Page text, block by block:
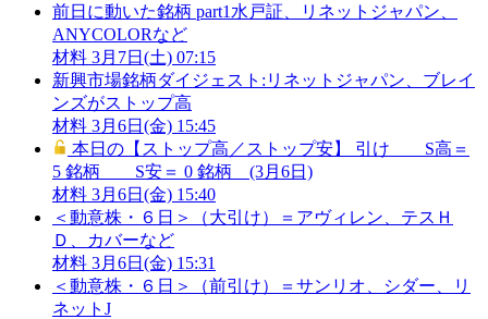
前日に動いた銘柄 part1水戸証、リネットジャパン、
ANYCOLORなど
材料 3月7日(土) 07:15
新興市場銘柄ダイジェスト:リネットジャパン、ブレイ
ンズがストップ高
材料 3月6日(金) 15:45
本日の【ストップ高／ストップ安】 引け S高＝
5 銘柄 S安＝ 0 銘柄 (3月6日)
材料 3月6日(金) 15:40
＜動意株・６日＞（大引け）＝アヴィレン、テスＨ
Ｄ、カバーなど
材料 3月6日(金) 15:31
＜動意株・６日＞（前引け）＝サンリオ、シダー、リ
ネットJ